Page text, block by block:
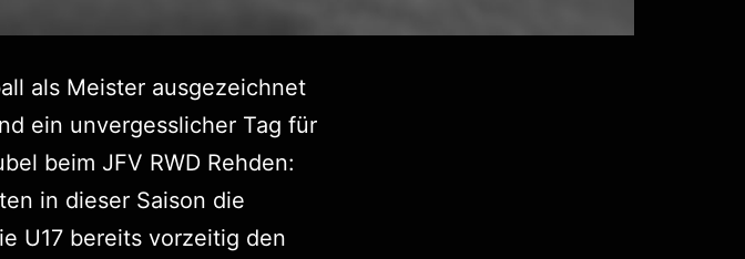
als Meister ausgezeichnet
ein unvergesslicher Tag für
beim JFV RWD Rehden:
in dieser Saison die
U17 bereits vorzeitig den